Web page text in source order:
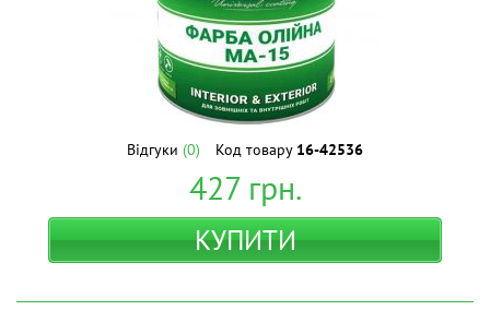
Відгуки (0) Код товару 16-42536
427грн.
КУПИТИ